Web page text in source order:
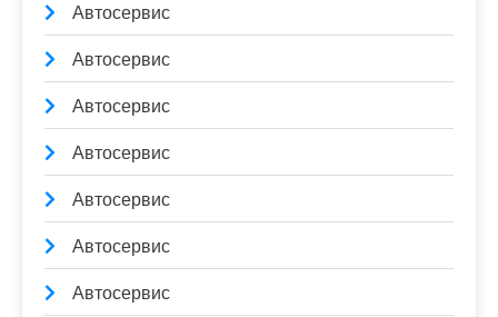
Автосервис
Автосервис
Автосервис
Автосервис
Автосервис
Автосервис
Автосервис